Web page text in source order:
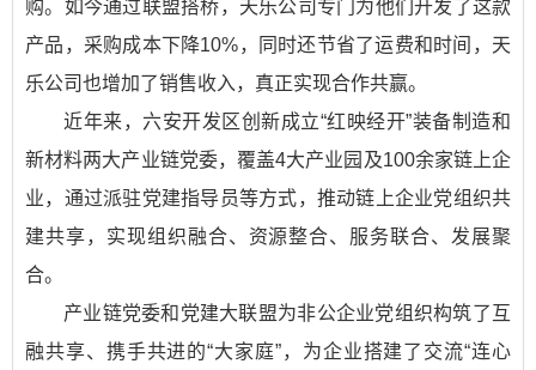
购。如今通过联盟搭桥，天乐公司专门为他们开发了这款
产品，采购成本下降10%，同时还节省了运费和时间，天
乐公司也增加了销售收入，真正实现合作共赢。
近年来，六安开发区创新成立“红映经开”装备制造和
新材料两大产业链党委，覆盖4大产业园及100余家链上企
业，通过派驻党建指导员等方式，推动链上企业党组织共
建共享，实现组织融合、资源整合、服务联合、发展聚
合。
产业链党委和党建大联盟为非公企业党组织构筑了互
融共享、携手共进的“大家庭”，为企业搭建了交流“连心